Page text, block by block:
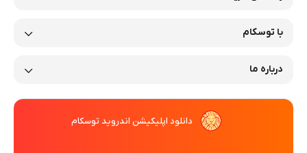
با توسکام
درباره ما
دانلود اپلیکیشن اندروید توسکام